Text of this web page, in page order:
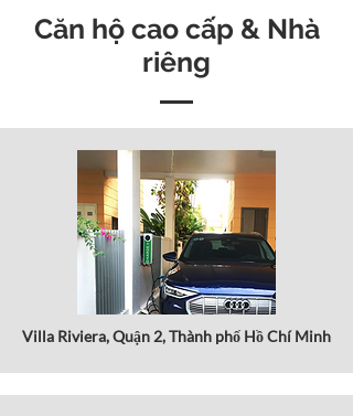
Căn hộ cao cấp & Nhà
riêng
Villa Riviera, Quận 2, Thành phố Hồ Chí Minh